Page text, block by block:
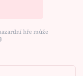
hře může